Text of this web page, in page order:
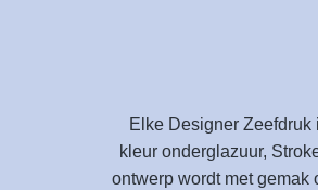
Elke Designer Zeefdruk
kleur onderglazuur,
ontwerp wordt met gemak